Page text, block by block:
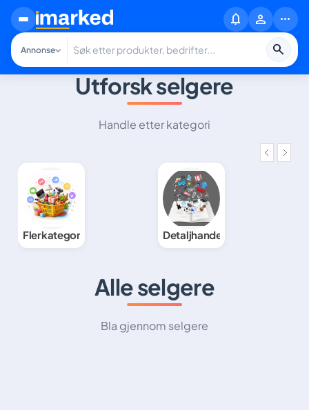
notifications person more_horiz
Annonse search
Utforsk selgere
Handle etter kategori
Flerkategoriselgere Detaljhandel
Alle selgere
Bla gjennom selgere